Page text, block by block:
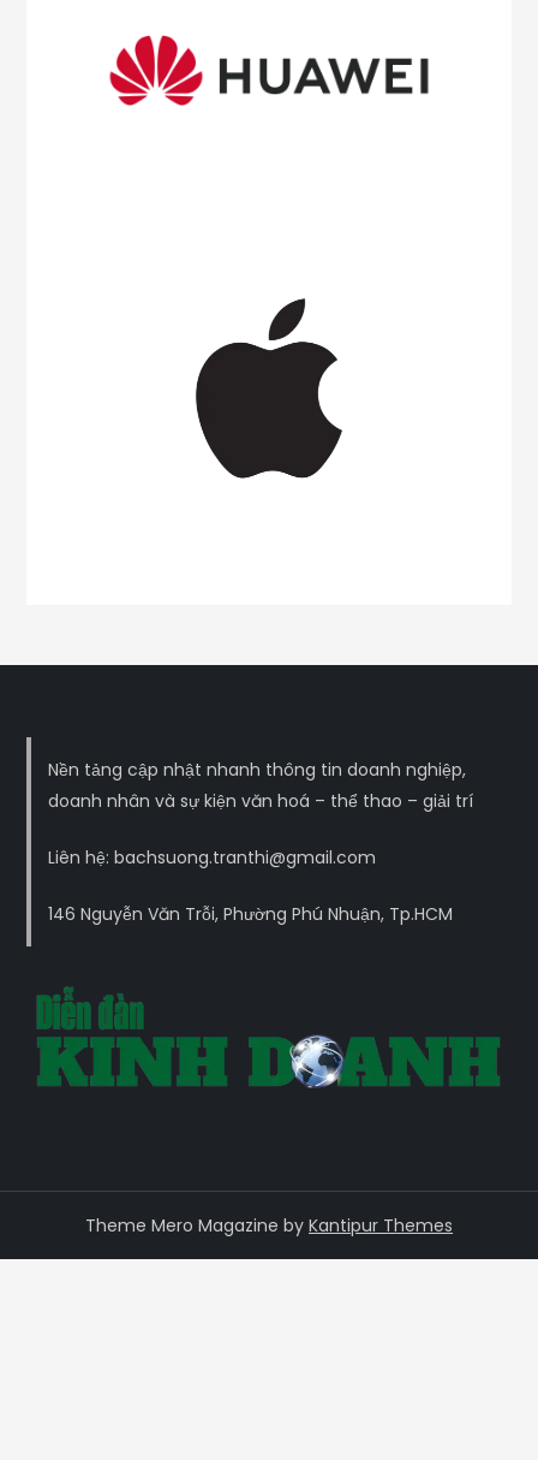
Nền tảng cập nhật nhanh thông tin doanh nghiệp,
doanh nhân và sự kiện văn hoá – thể thao – giải trí
Liên hệ: bachsuong.tranthi@gmail.com
146 Nguyễn Văn Trỗi, Phường Phú Nhuận, Tp.HCM
Theme Mero Magazine by Kantipur Themes